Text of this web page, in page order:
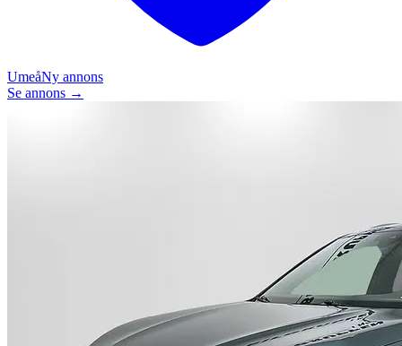
UmeåNy annons
Se annons →